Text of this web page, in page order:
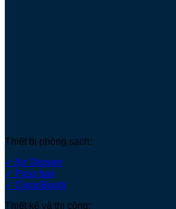
Thiết bị phòng sạch:
✓ Air Shower
✓ Pass box
✓ CleanBooth
Thiết kế và thi công: